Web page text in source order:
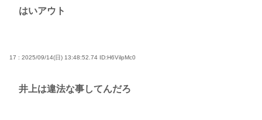
はいアウト
17 : 2025/09/14(日) 13:48:52.74 ID:H6VilpMc0
井上は違法な事してんだろ